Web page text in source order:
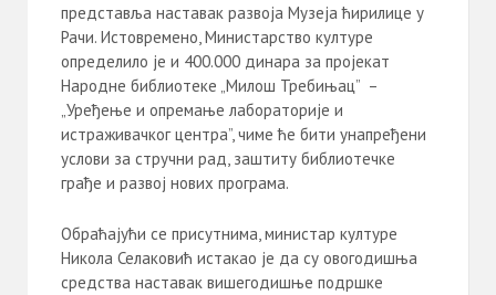
представља наставак развоја Музеја ћирилице у
Рачи. Истовремено, Министарство културе
определило је и 400.000 динара за пројекат
Народне библиотеке „Милош Требињац” –
„Уређење и опремање лабораторије и
истраживачког центра”, чиме ће бити унапређени
услови за стручни рад, заштиту библиотечке
грађе и развој нових програма.
Обраћајући се присутнима, министар културе
Никола Селаковић истакао је да су овогодишња
средства наставак вишегодишње подршке